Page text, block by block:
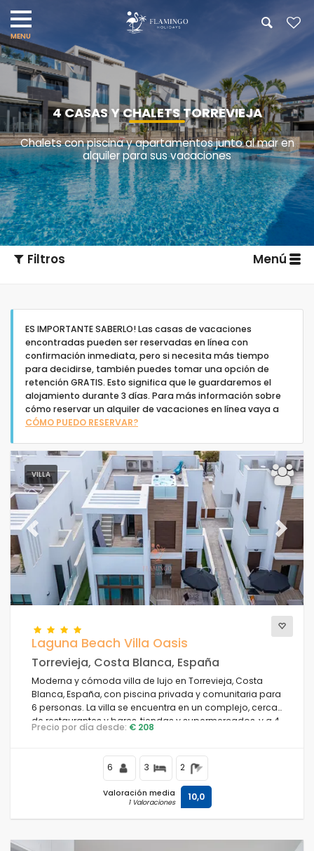
4 CASAS Y CHALETS TORREVIEJA
Chalets con piscina y apartamentos junto al mar en
alquiler para sus vacaciones
Filtros Menú
Tipo de alojamiento
Personas
Dormitorios
Cuartos de baño
Servicios populares
Condiciones
ES IMPORTANTE SABERLO! Las casas de vacaciones
encontradas pueden ser reservadas en línea con
confirmación inmediata, pero si necesita más tiempo
para decidirse, también puedes tomar una opción de
retención GRATIS. Esto significa que le guardaremos el
alojamiento durante 3 días. Para más información sobre
cómo reservar un alquiler de vacaciones en línea vaya a
CÓMO PUEDO RESERVAR?
VILLA
Previous Next
Laguna Beach Villa Oasis
Torrevieja, Costa Blanca, España
Moderna y cómoda villa de lujo en Torrevieja, Costa
Blanca, España, con piscina privada y comunitaria para
6 personas. La villa se encuentra en un complejo, cerca
de restaurantes y bares, tiendas y supermercados, y a 4
km de la playa.
Precio por día desde: € 208
6 3 2
Valoración media
1 Valoraciones 10,0